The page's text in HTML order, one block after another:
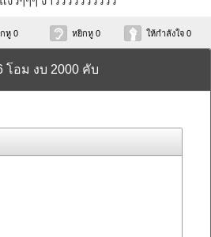
หู 0 หยิกหู 0 ให้กำลังใจ 0
โอม งบ 2000 คับ